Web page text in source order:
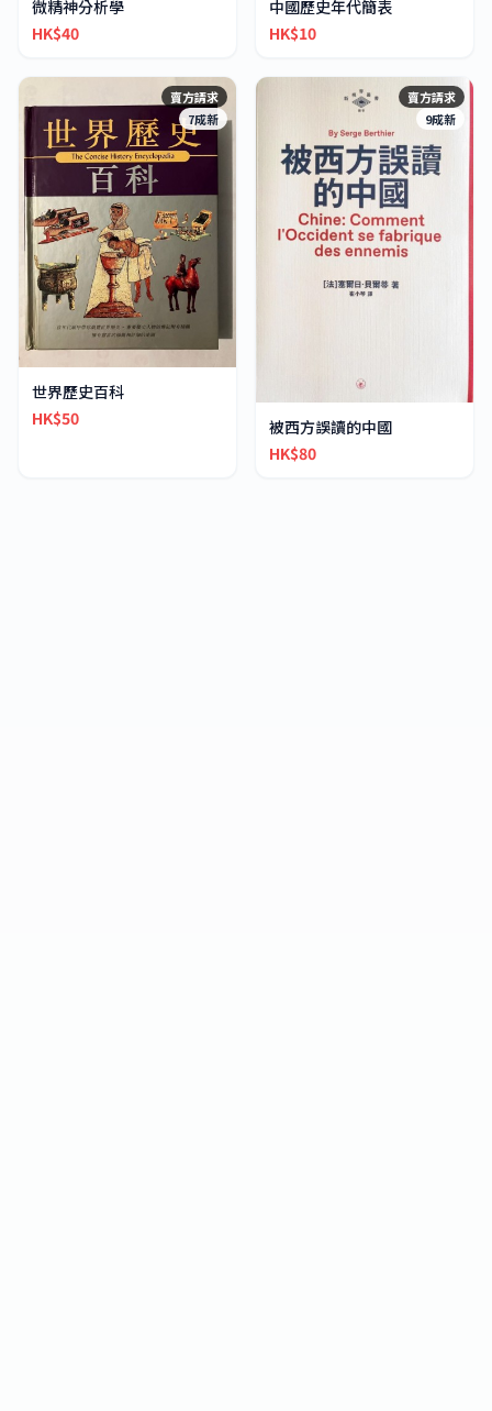
微精神分析學
HK$40
中國歷史年代簡表
HK$10
賣方請求
7成新
世界歷史百科
HK$50
賣方請求
9成新
被西方誤讀的中國
HK$80